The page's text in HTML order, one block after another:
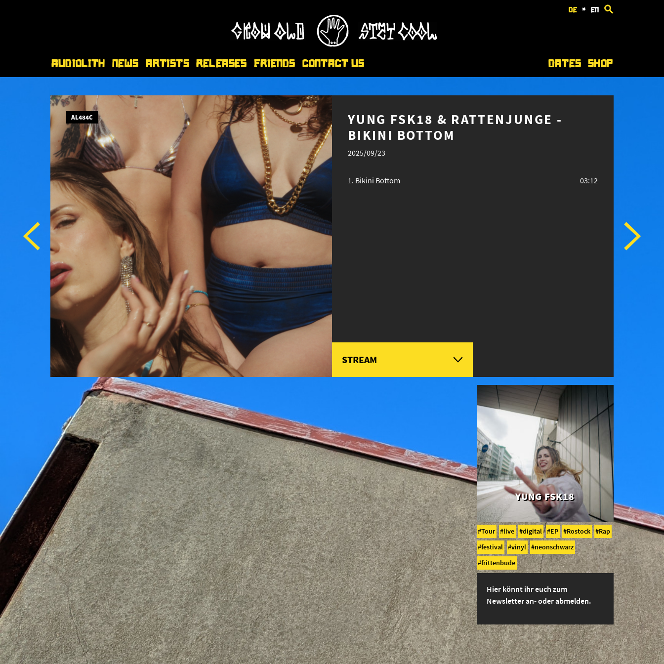
de * en
Audiolith News Artists Releases Friends Contact Us Dates Shop
AL484C
YUNG FSK18 & RATTENJUNGE -
BIKINI BOTTOM
2025/09/23
Bikini Bottom 03:12
STREAM
YUNG FSK18
Tour live digital EP Rostock
Rap
festival
vinyl
neonschwarz
frittenbude
Hier könnt ihr euch zum
Newsletter an- oder abmelden.